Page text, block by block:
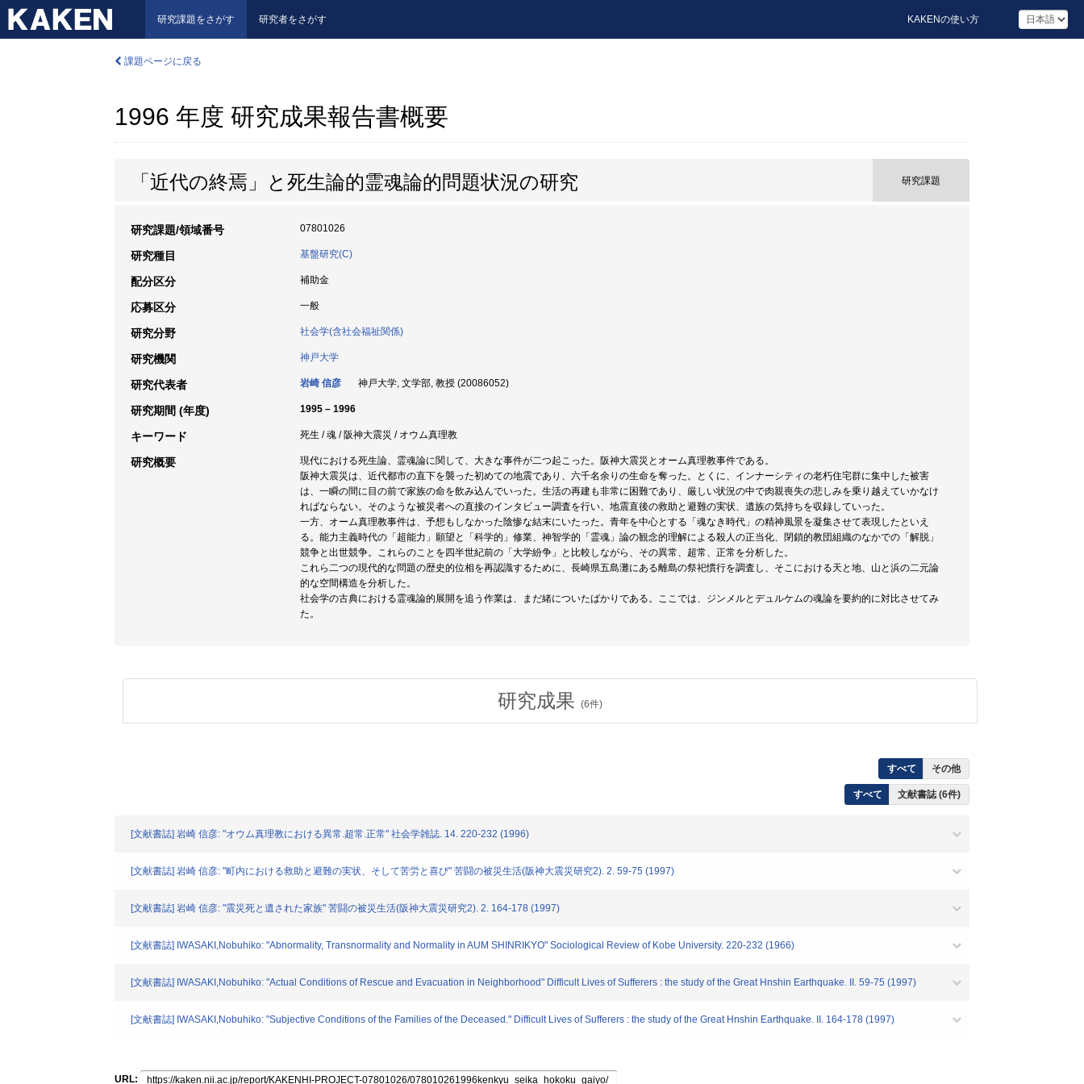
研究課題をさがす 研究者をさがす KAKENの使い方
課題ページに戻る
1996 年度 研究成果報告書概要
「近代の終焉」と死生論的霊魂論的問題状況の研究 研究課題
研究課題/領域番号 07801026
研究種目 基盤研究(C)
配分区分 補助金
応募区分 一般
研究分野 社会学(含社会福祉関係)
研究機関 神戸大学
研究代表者 岩崎 信彦 神戸大学, 文学部, 教授 (20086052)
研究期間 (年度) 1995 – 1996
キーワード 死生 / 魂 / 阪神大震災 / オウム真理教
研究概要
現代における死生論、霊魂論に関して、大きな事件が二つ起こった。阪神大震災とオーム真理教事件である。
阪神大震災は、近代都市の直下を襲った初めての地震であり、六千名余りの生命を奪った。とくに、インナーシティの老朽住宅群に集中した被害
は、一瞬の間に目の前で家族の命を飲み込んでいった。生活の再建も非常に困難であり、厳しい状況の中で肉親喪失の悲しみを乗り越えていかなけ
ればならない。そのような被災者への直接のインタビュー調査を行い、地震直後の救助と避難の実状、遺族の気持ちを収録していった。
一方、オーム真理教事件は、予想もしなかった陰惨な結末にいたった。青年を中心とする「魂なき時代」の精神風景を凝集させて表現したといえ
る。能力主義時代の「超能力」願望と「科学的」修業、神智学的「霊魂」論の観念的理解による殺人の正当化、閉鎖的教団組織のなかでの「解脱」
競争と出世競争。これらのことを四半世紀前の「大学紛争」と比較しながら、その異常、超常、正常を分析した。
これら二つの現代的な問題の歴史的位相を再認識するために、長崎県五島灘にある離島の祭祀慣行を調査し、そこにおける天と地、山と浜の二元論
的な空間構造を分析した。
社会学の古典における霊魂論的展開を追う作業は、まだ緒についたばかりである。ここでは、ジンメルとデュルケムの魂論を要約的に対比させてみ
た。
研究成果 (6件)
すべて その他
すべて 文献書誌 (6件)
[文献書誌] 岩崎 信彦: "オウム真理教における異常.超常.正常" 社会学雑誌. 14. 220-232 (1996)
[文献書誌] 岩崎 信彦: "町内における救助と避難の実状、そして苦労と喜び" 苦闘の被災生活(阪神大震災研究2). 2. 59-75 (1997)
[文献書誌] 岩崎 信彦: "震災死と遺された家族" 苦闘の被災生活(阪神大震災研究2). 2. 164-178 (1997)
[文献書誌] IWASAKI,Nobuhiko: "Abnormality, Transnormality and Normality in AUM SHINRIKYO" Sociological Review of Kobe University. 220-232 (1966)
[文献書誌] IWASAKI,Nobuhiko: "Actual Conditions of Rescue and Evacuation in Neighborhood" Difficult Lives of Sufferers : the study of the Great Hnshin Earthquake. II. 59-75 (1997)
[文献書誌] IWASAKI,Nobuhiko: "Subjective Conditions of the Families of the Deceased." Difficult Lives of Sufferers : the study of the Great Hnshin Earthquake. II. 164-178 (1997)
URL: